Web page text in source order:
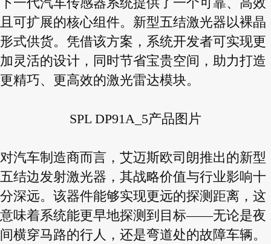
下一代汽车传感器系统提供了一个可靠、高效
且可扩展的核心组件。新型五结激光器以裸晶
形式供货。凭借该方案，系统开发者可实现更
加灵活的设计，同时节省宝贵空间，助力打造
更精巧、更高效的激光雷达模块。
SPL DP91A_5产品图片
对汽车制造商而言，艾迈斯欧司朗推出的新型
五结边发射激光器，其战略价值与行业影响十
分深远。该器件能够实现更远的探测距离，这
意味着系统能更早地探测到目标——无论是夜
间横穿马路的行人，还是弯道处的故障车辆。